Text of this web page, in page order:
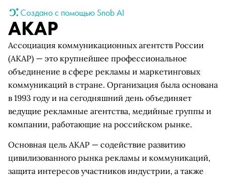
Создано с помощью Snob AI
АКАР
Ассоциация коммуникационных агентств России
(АКАР) — это крупнейшее профессиональное
объединение в сфере рекламы и маркетинговых
коммуникаций в стране. Организация была основана
в 1993 году и на сегодняшний день объединяет
ведущие рекламные агентства, медийные группы и
компании, работающие на российском рынке.
Основная цель АКАР — содействие развитию
цивилизованного рынка рекламы и коммуникаций,
защита интересов участников индустрии, а также